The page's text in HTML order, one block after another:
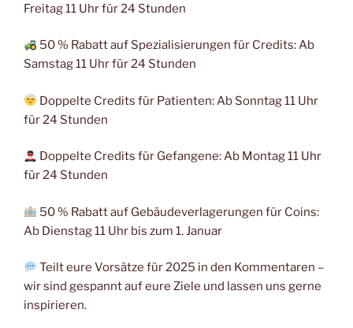
Freitag 11 Uhr für 24 Stunden
50 % Rabatt auf Spezialisierungen für Credits: Ab
Samstag 11 Uhr für 24 Stunden
Doppelte Credits für Patienten: Ab Sonntag 11 Uhr
für 24 Stunden
Doppelte Credits für Gefangene: Ab Montag 11 Uhr
für 24 Stunden
50 % Rabatt auf Gebäudeverlagerungen für Coins:
Ab Dienstag 11 Uhr bis zum 1. Januar
Teilt eure Vorsätze für 2025 in den Kommentaren –
wir sind gespannt auf eure Ziele und lassen uns gerne
inspirieren.